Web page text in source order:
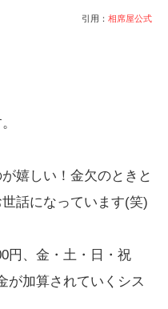
引用： 相席屋公式
嬉しい！金欠のときと
話になっています(笑)
円、金・土・日・祝
が加算されていくシス